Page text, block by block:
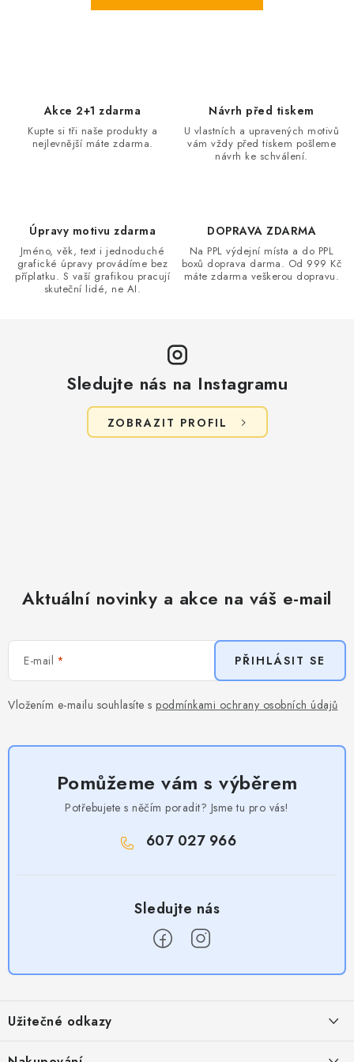
Akce 2+1 zdarma
Kupte si tři naše produkty a
nejlevnější máte zdarma.
Návrh před tiskem
U vlastních a upravených motivů
vám vždy před tiskem pošleme
návrh ke schválení.
Úpravy motivu zdarma
Jméno, věk, text i jednoduché
grafické úpravy provádíme bez
příplatku. S vaší grafikou pracují
skuteční lidé, ne AI.
DOPRAVA ZDARMA
Na PPL výdejní místa a do PPL
boxů doprava darma. Od 999 Kč
máte zdarma veškerou dopravu.
Sledujte nás na Instagramu
ZOBRAZIT PROFIL
Aktuální novinky a akce na váš e-mail
E-mail
Vložením e-mailu souhlasíte s podmínkami ochrany osobních údajů
PŘIHLÁSIT SE
Pomůžeme vám s výběrem
Potřebujete s něčím poradit? Jsme tu pro vás!
607 027 966
p
a
Užitečné odkazy